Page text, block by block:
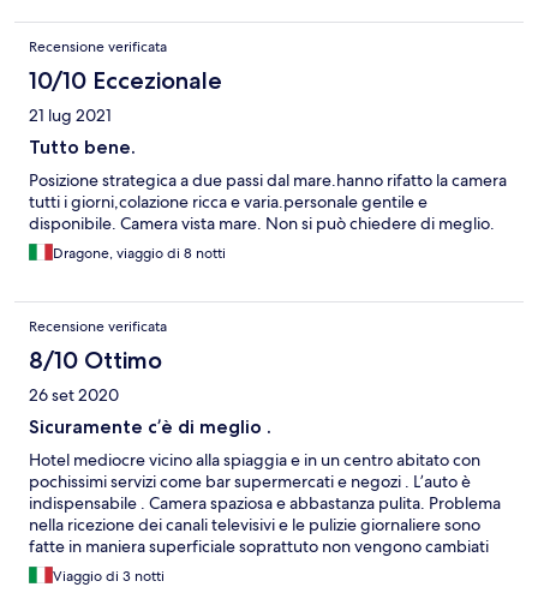
Recensione verificata
10/10 Eccezionale
21 lug 2021
Tutto bene.
Posizione strategica a due passi dal mare.hanno rifatto la camera
tutti i giorni,colazione ricca e varia.personale gentile e
disponibile. Camera vista mare. Non si può chiedere di meglio.
Dragone, viaggio di 8 notti
Recensione verificata
8/10 Ottimo
26 set 2020
Sicuramente c’è di meglio .
Hotel mediocre vicino alla spiaggia e in un centro abitato con
pochissimi servizi come bar supermercati e negozi . L’auto è
indispensabile . Camera spaziosa e abbastanza pulita. Problema
nella ricezione dei canali televisivi e le pulizie giornaliere sono
fatte in maniera superficiale soprattuto non vengono cambiati
gli asciugamani anche se lasciati sul pavimento . La colazione
sarebbe abbastanza buona , poco varia . Dico sarebbe perché
Viaggio di 3 notti